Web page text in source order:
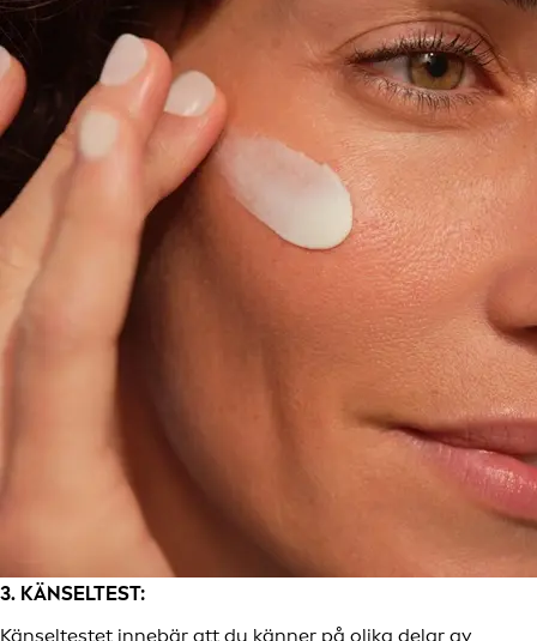
3. KÄNSELTEST:
Känseltestet innebär att du känner på olika delar av